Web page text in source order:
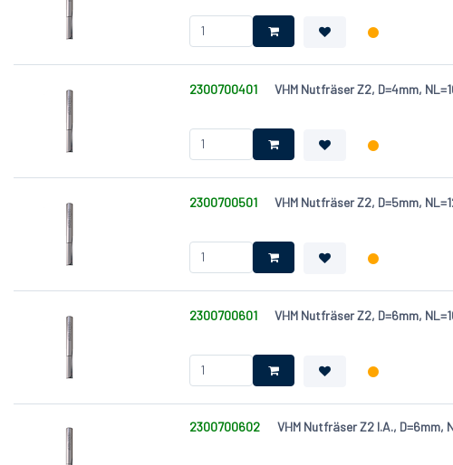
Ausführung
Durchmesser (D) [mm]
Zähnezahl (Z)
2300700401 VHM Nutfräser Z2, D=4mm,
2300700501 VHM Nutfräser Z2, D=5mm,
2300700601 VHM Nutfräser Z2, D=6mm,
2300700602 VHM Nutfräser Z2 l.A., D=6mm,